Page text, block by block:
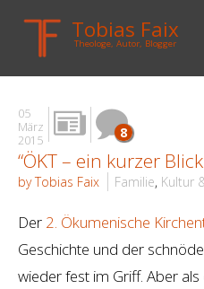
Tobias Faix
Theologe, Autor, Blogger
HOME
BLOG
BIOGRAPHIE
MEDIEN
05
März
2015
8
“ÖKT – ein kurzer
by Tobias Faix Familie, Kultur
Der 2. Ökumenische
Geschichte und der
wieder fest im Griff. Aber